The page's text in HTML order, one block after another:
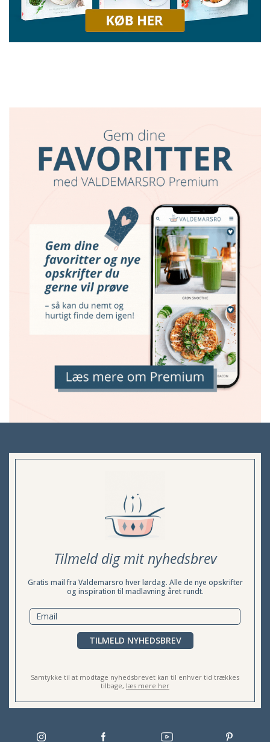
Tilmeld dig mit nyhedsbrev
Gratis mail fra Valdemarsro hver lørdag. Alle de nye opskrifter
og inspiration til madlavning året rundt.
TILMELD NYHEDSBREV
Samtykke til at modtage nyhedsbrevet kan til enhver tid trækkes
tilbage, læs mere her